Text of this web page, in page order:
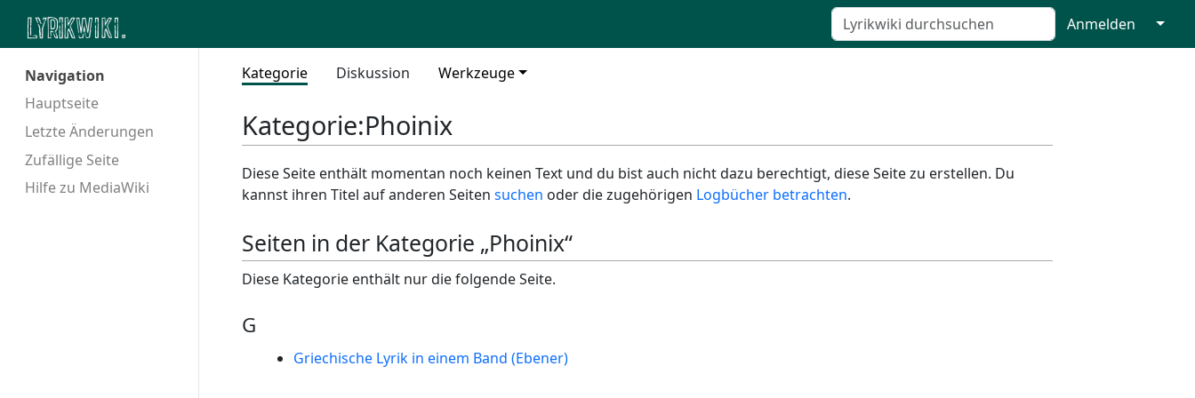
Anmelden ↓
Navigation
Hauptseite
Letzte Änderungen
Zufällige Seite
Hilfe zu MediaWiki
Kategorie Diskussion Werkzeuge
Kategorie:Phoinix
Diese Seite enthält momentan noch keinen Text und du bist auch nicht dazu berechtigt, diese Seite zu erstellen. Du
kannst ihren Titel auf anderen Seiten suchen oder die zugehörigen Logbücher betrachten.
Seiten in der Kategorie „Phoinix“
Diese Kategorie enthält nur die folgende Seite.
G
Griechische Lyrik in einem Band (Ebener)